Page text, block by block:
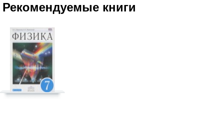
Рекомендуемые книги